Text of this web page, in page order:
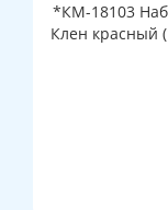
*КМ-18103
Клен красный